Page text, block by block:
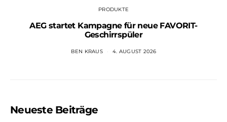
PRODUKTE
AEG startet Kampagne für neue FAVORIT-
Geschirrspüler
BEN KRAUS 4. AUGUST 2026
Neueste Beiträge